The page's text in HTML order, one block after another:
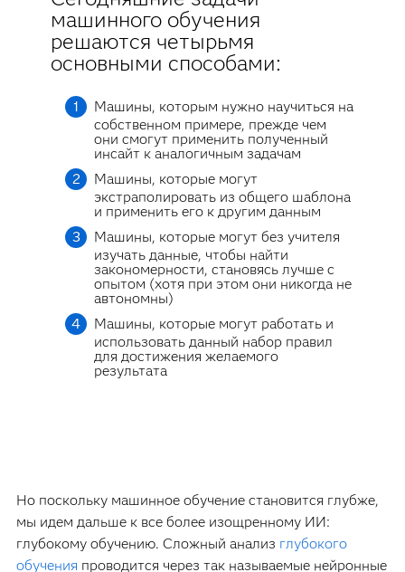
машинного обучения
решаются четырьмя
основными способами:
Машины, которым нужно научиться на
собственном примере, прежде чем
они смогут применить полученный
инсайт к аналогичным задачам
Машины, которые могут
экстраполировать из общего шаблона
и применить его к другим данным
Машины, которые могут без учителя
изучать данные, чтобы найти
закономерности, становясь лучше с
опытом (хотя при этом они никогда не
автономны)
Машины, которые могут работать и
использовать данный набор правил
для достижения желаемого
результата
Но поскольку машинное обучение становится глубже,
мы идем дальше к все более изощренному ИИ:
глубокому обучению. Сложный анализ глубокого
обучения проводится через так называемые нейронные